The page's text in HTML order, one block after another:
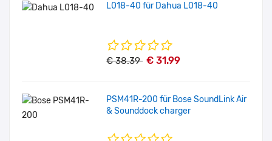
L018-40 für Dahua L018-40
€ 38.39 € 31.99
PSM41R-200 für Bose SoundLink Air
& Sounddock charger